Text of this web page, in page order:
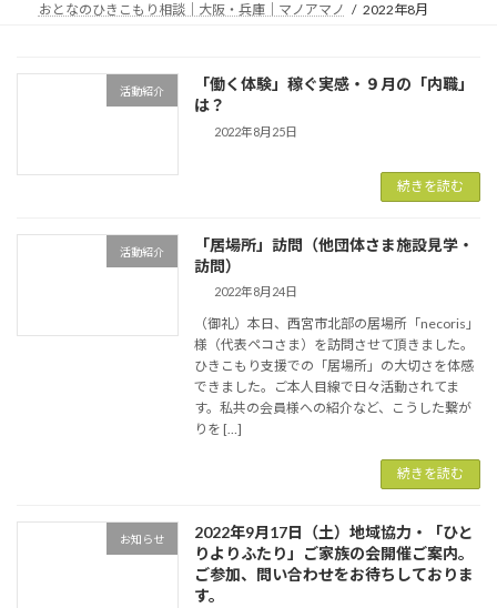
おとなのひきこもり相談｜大阪・兵庫｜マノアマノ 2022年8月
活動紹介
「働く体験」稼ぐ実感・９月の「内職」
は？
2022年8月25日
続きを読む
活動紹介
「居場所」訪問（他団体さま施設見学・
訪問）
2022年8月24日
（御礼）本日、西宮市北部の居場所「necoris」
様（代表ペコさま）を訪問させて頂きました。
ひきこもり支援での「居場所」の大切さを体感
できました。ご本人目線で日々活動されてま
す。私共の会員様への紹介など、こうした繋が
りを […]
続きを読む
お知らせ
2022年9月17日（土）地域協力・「ひと
りよりふたり」ご家族の会開催ご案内。
ご参加、問い合わせをお待ちしておりま
す。